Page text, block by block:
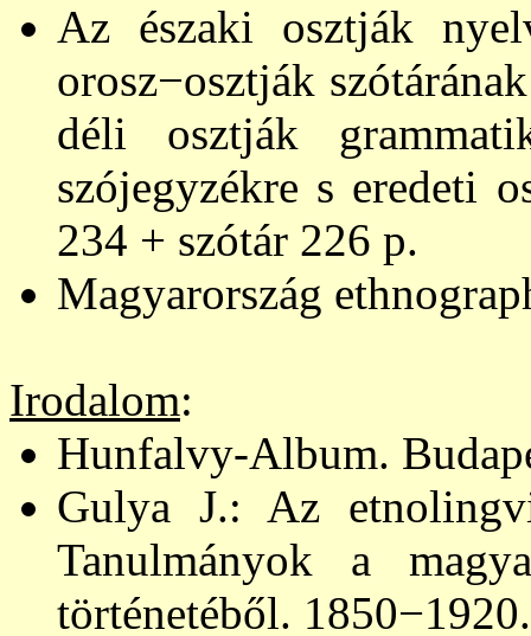
Az északi osztják
orosz−osztják
déli osztják
szójegyzékre s eredeti
234 + szótár 226 p.
Magyarország
Irodalom:
Hunfalvy-Album.
Gulya J.: Az
Tanulmányok a
történetéből.